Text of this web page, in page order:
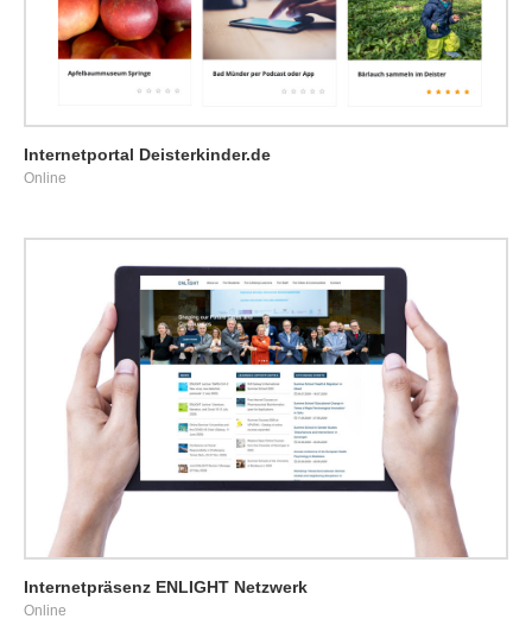
Internetportal Deisterkinder.de
Online
Internetpräsenz ENLIGHT Netzwerk
Online